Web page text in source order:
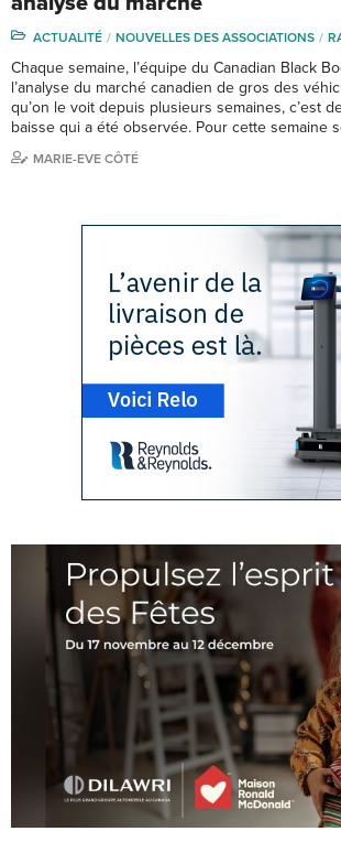
ACTUALITÉ NOUVELLES DES ASSOCIATIONS
Chaque semaine, l’équipe du Canadian Black
l’analyse du marché canadien de gros des
qu’on le voit depuis plusieurs semaines, c’est
baisse qui a été observée. Pour cette semaine
MARIE-EVE CÔTÉ